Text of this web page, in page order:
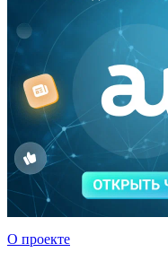
О проекте